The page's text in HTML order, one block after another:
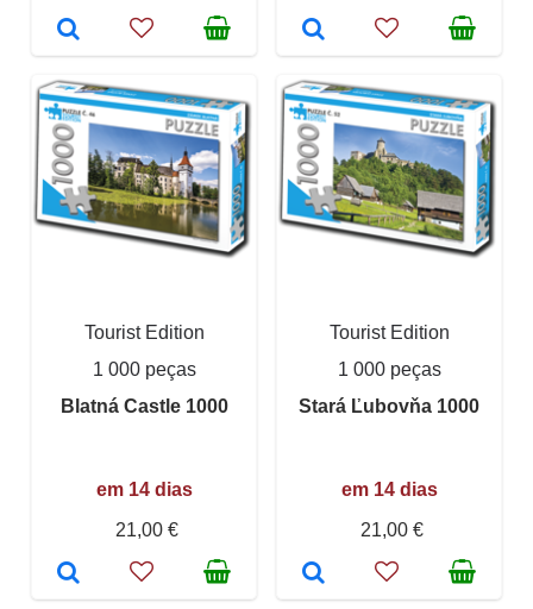
Tourist Edition
1 000 peças
Blatná Castle 1000
em 14 dias
21,00 €
Tourist Edition
1 000 peças
Stará Ľubovňa 1000
em 14 dias
21,00 €